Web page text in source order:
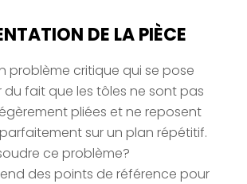
DE LA PIÈCE
problème critique qui se pose
fait que les tôles ne sont pas
pliées et ne reposent
sur un plan répétitif.
ce problème?
des points de référence pour